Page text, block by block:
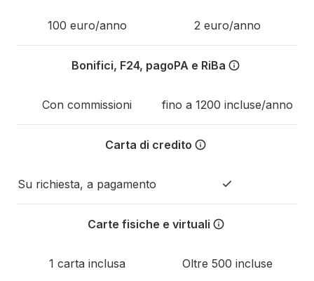
100 euro/anno 2 euro/anno
Bonifici, F24, pagoPA e RiBa
Con Tot non hai
Con commissioni fino a 1200 incluse/anno
Carta di credito
Tot è l'unica fintech che ti
Su richiesta, a pagamento
Carte fisiche e virtuali
Con Tot puoi assegnare le
1 carta inclusa Oltre 500 incluse